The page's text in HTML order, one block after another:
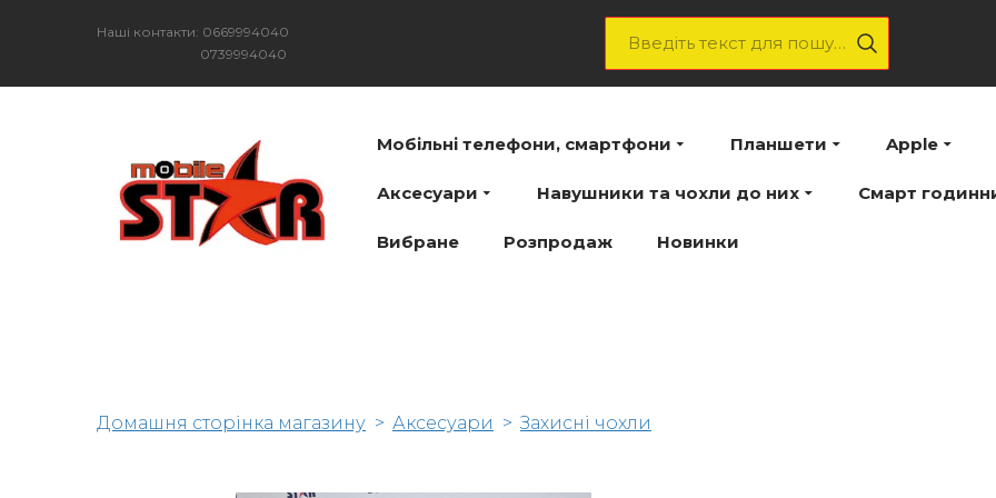
Наші контакти: 0669994040
0739994040
Мобільні телефони, смартфони Планшети Apple
Аксесуари Навушники та чохли до них Смарт
Вибране Розпродаж Новинки
Домашня сторінка магазину Аксесуари Захисні чохли